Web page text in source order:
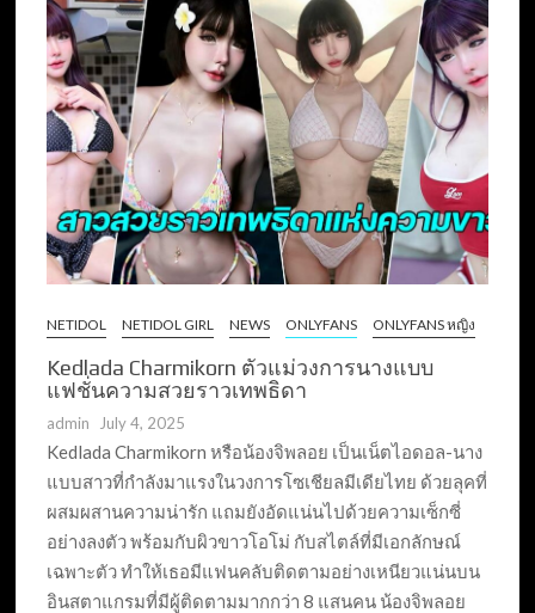
NETIDOL NETIDOL GIRL NEWS ONLYFANS ONLYFANS หญิง
Kedlada Charmikorn ตัวแม่วงการนางแบบ
แฟชั่นความสวยราวเทพธิดา
admin July 4, 2025
Kedlada Charmikorn หรือน้องจิพลอย เป็นเน็ตไอดอล-นาง
แบบสาวที่กำลังมาแรงในวงการโซเชียลมีเดียไทย ด้วยลุคที่
ผสมผสานความน่ารัก แถมยังอัดแน่นไปด้วยความเซ็กซี่
อย่างลงตัว พร้อมกับผิวขาวโอโม่ กับสไตล์ที่มีเอกลักษณ์
เฉพาะตัว ทำให้เธอมีแฟนคลับติดตามอย่างเหนียวแน่นบน
อินสตาแกรมที่มีผู้ติดตามมากกว่า 8 แสนคน น้องจิพลอย